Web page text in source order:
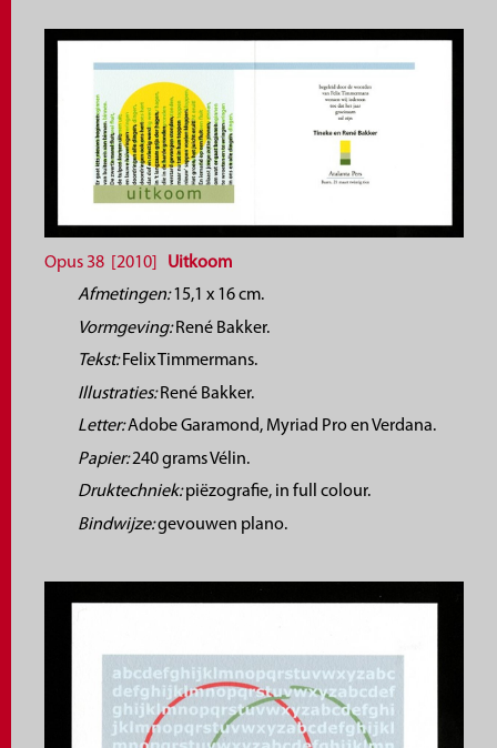
Opus 38 [2010]
Uitkoom
Afmetingen:15,1 x 16 cm.
Vormgeving:René Bakker.
Tekst:Felix Timmermans.
Illustraties:René Bakker.
Letter:Adobe Garamond, Myriad Pro en Verdana.
Papier:240 grams Vélin.
Druktechniek:piëzografie, in full colour.
Bindwijze:gevouwen plano.